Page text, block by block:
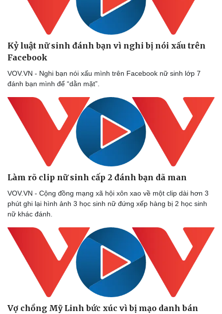
Sức khỏe
Dinh dưỡng - món ngon
Cây thuốc
Sản phụ khoa
Nam khoa
Đời sống
Tình yêu - Gia đình
Kỷ luật nữ sinh đánh bạn vì nghi bị nói xấu trên
Facebook
VOV.VN - Nghi bạn nói xấu mình trên Facebook nữ sinh lớp 7
đánh bạn mình để “dằn mặt”.
Làm rõ clip nữ sinh cấp 2 đánh bạn dã man
VOV.VN - Cộng đồng mạng xã hội xôn xao về một clip dài hơn 3
phút ghi lại hình ảnh 3 học sinh nữ đứng xếp hàng bị 2 học sinh
nữ khác đánh.
Vợ chồng Mỹ Linh bức xúc vì bị mạo danh bán